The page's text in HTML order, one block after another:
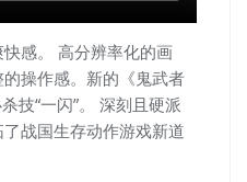
感。 高分辨率化的画
操作感。新的《鬼武者
技“一闪”。 深刻且硬派
战国生存动作游戏新道